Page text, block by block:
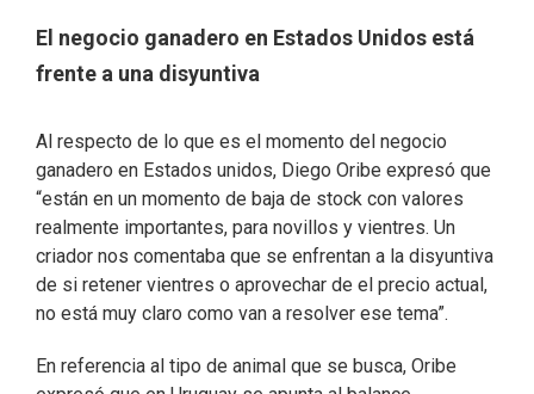
El negocio ganadero en Estados Unidos está
frente a una disyuntiva
Al respecto de lo que es el momento del negocio
ganadero en Estados unidos, Diego Oribe expresó que
“están en un momento de baja de stock con valores
realmente importantes, para novillos y vientres. Un
criador nos comentaba que se enfrentan a la disyuntiva
de si retener vientres o aprovechar de el precio actual,
no está muy claro como van a resolver ese tema”.
En referencia al tipo de animal que se busca, Oribe